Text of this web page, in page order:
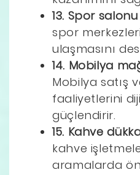
13. Spor
spor
ulaşmasını
14. Mobilya
Mobilya satış
faaliyetlerini
güçlendirir.
15. Kahve
kahve
aramalarda